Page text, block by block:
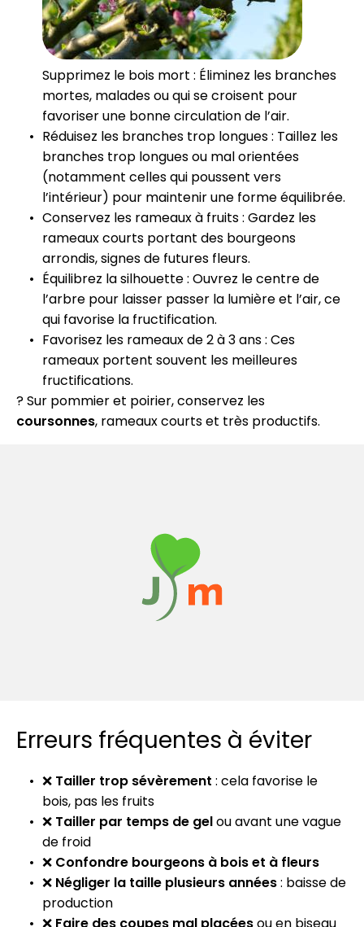
Supprimez le bois mort : Éliminez les branches
mortes, malades ou qui se croisent pour
favoriser une bonne circulation de l’air.
Réduisez les branches trop longues : Taillez les
branches trop longues ou mal orientées
(notamment celles qui poussent vers
l’intérieur) pour maintenir une forme équilibrée.​
Conservez les rameaux à fruits : Gardez les
rameaux courts portant des bourgeons
arrondis, signes de futures fleurs.​
Équilibrez la silhouette : Ouvrez le centre de
l’arbre pour laisser passer la lumière et l’air, ce
qui favorise la fructification.​
Favorisez les rameaux de 2 à 3 ans : Ces
rameaux portent souvent les meilleures
fructifications.
? Sur pommier et poirier, conservez les
coursonnes, rameaux courts et très productifs.
Erreurs fréquentes à éviter
❌ Tailler trop sévèrement : cela favorise le
bois, pas les fruits
❌ Tailler par temps de gelou avant une vague
de froid
❌ Confondre bourgeons à bois et à fleurs
❌ Négliger la taille plusieurs années: baisse de
production